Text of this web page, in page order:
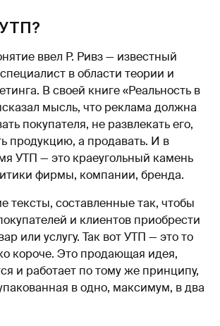
ввел Р. Ривз — известный
в области теории и
В своей книге «Реальность в
мысль, что реклама должна
покупателя, не развлекать его,
продукцию, а продавать. И в
УТП — это краеугольный камень
фирмы, компании, бренда.
тексты, составленные так, чтобы
и клиентов приобрести
или услугу. Так вот УТП — это то
короче. Это продающая идея,
и работает по тому же принципу,
в одно, максимум, в два